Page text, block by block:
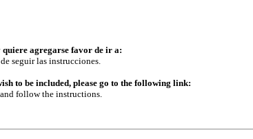
quiere agregarse favor de ir a:
seguir las instrucciones.
to be included, please go to the following link:
follow the instructions.